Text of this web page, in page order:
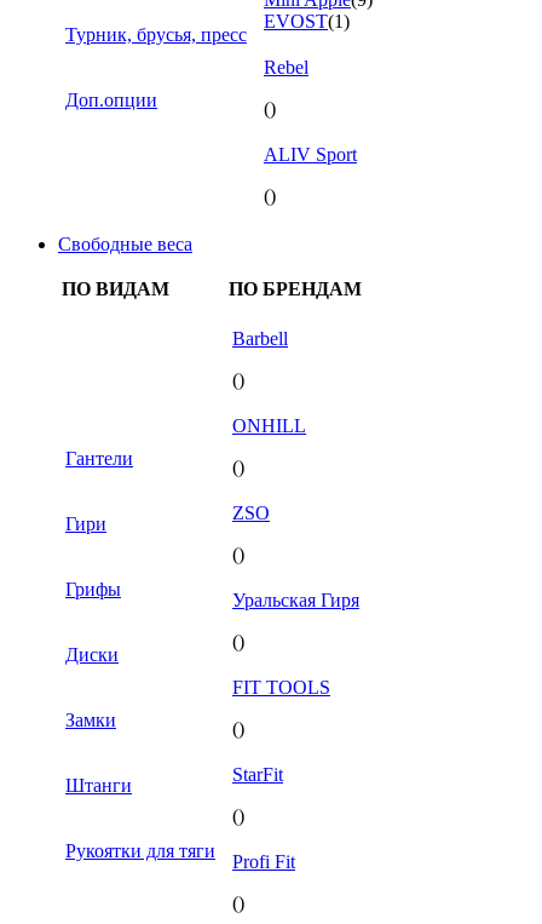
Турник, брусья, пресс
Доп.опции
EVOST(1)
Rebel
()
ALIV Sport
()
Свободные веса
ПО ВИДАМ ПО БРЕНДАМ
Гантели
Гири
Грифы
Диски
Замки
Штанги
Рукоятки для тяги
Barbell
()
ONHILL
()
ZSO
()
Уральская Гиря
()
FIT TOOLS
()
StarFit
()
Profi Fit
()